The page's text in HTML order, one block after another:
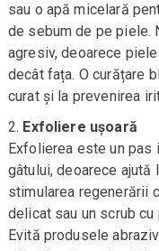
sau o apă micelară
de sebum de pe piele.
agresiv, deoarece
decât fața. O curățare
curat și la prevenirea
Exfoliere ușoară
Exfolierea este un pas
gâtului, deoarece
stimularea regenerării
delicat sau un scrub
Evită produsele